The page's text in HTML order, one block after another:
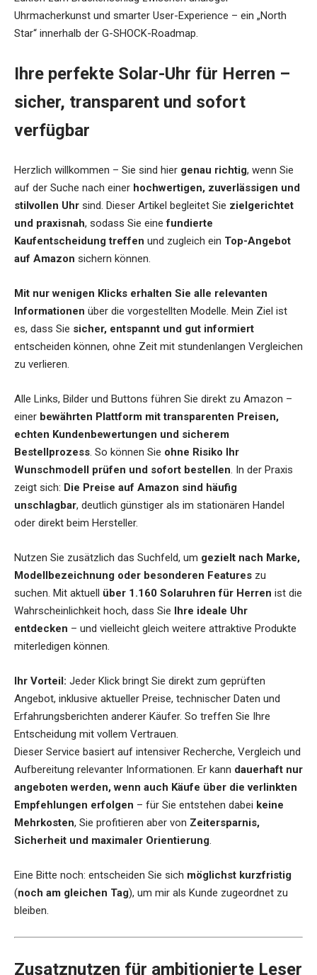
Uhrmacherkunst und smarter User-Experience – ein „North
Star“ innerhalb der G-SHOCK-Roadmap.
Ihre perfekte Solar-Uhr für Herren –
sicher, transparent und sofort
verfügbar
Herzlich willkommen – Sie sind hier genau richtig, wenn Sie
auf der Suche nach einer hochwertigen, zuverlässigen und
stilvollen Uhr sind. Dieser Artikel begleitet Sie zielgerichtet
und praxisnah, sodass Sie einefundierte
Kaufentscheidung treffen und zugleich ein Top-Angebot
auf Amazon sichern können.
Mit nur wenigen Klicks erhalten Sie alle relevanten
Informationen über die vorgestellten Modelle. Mein Ziel ist
es, dass Sie sicher, entspannt und gut informiert
entscheiden können, ohne Zeit mit stundenlangen Vergleichen
zu verlieren.
Alle Links, Bilder und Buttons führen Sie direkt zu Amazon –
einer bewährten Plattform mit transparenten Preisen,
echten Kundenbewertungen und sicherem
Bestellprozess. So können Sie ohne Risiko Ihr
Wunschmodell prüfen und sofort bestellen. In der Praxis
zeigt sich: Die Preise auf Amazon sind häufig
unschlagbar, deutlich günstiger als im stationären Handel
oder direkt beim Hersteller.
Nutzen Sie zusätzlich das Suchfeld, um gezielt nach Marke,
Modellbezeichnung oder besonderen Features zu
suchen. Mit aktuell über 1.160 Solaruhren für Herren ist die
Wahrscheinlichkeit hoch, dass Sie Ihre ideale Uhr
entdecken – und vielleicht gleich weitere attraktive Produkte
miterledigen können.
Ihr Vorteil: Jeder Klick bringt Sie direkt zum geprüften
Angebot, inklusive aktueller Preise, technischer Daten und
Erfahrungsberichten anderer Käufer. So treffen Sie Ihre
Entscheidung mit vollem Vertrauen.
Dieser Service basiert auf intensiver Recherche, Vergleich und
Aufbereitung relevanter Informationen. Er kann dauerhaft nur
angeboten werden, wenn auch Käufe über die verlinkten
Empfehlungen erfolgen – für Sie entstehen dabei keine
Mehrkosten, Sie profitieren aber von Zeitersparnis,
Sicherheit und maximaler Orientierung.
Eine Bitte noch: entscheiden Sie sich möglichst kurzfristig
(noch am gleichen Tag), um mir als Kunde zugeordnet zu
bleiben.
Zusatznutzen für ambitionierte Leser